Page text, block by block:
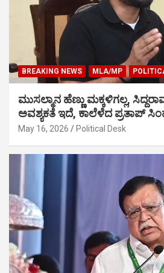
BREAKING NEWS MLA/MP
ಮುಸಲ್ಮಾನ ಹೆಣ್ಣು ಮಕ್ಕಳಿಗಲ್ಲ,
ಅವಶ್ಯಕತೆ ಇದೆ, ಕಾಲೆಳೆದ ಪ್ರತಾಪ್
May 16, 2026 Political Desk